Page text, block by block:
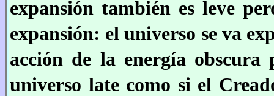
expansión también es leve
expansión: el universo se va
acción de la energía
universo late como si el